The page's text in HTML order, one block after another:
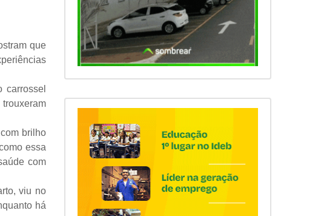
que
brilho
essa
com
viu no
há